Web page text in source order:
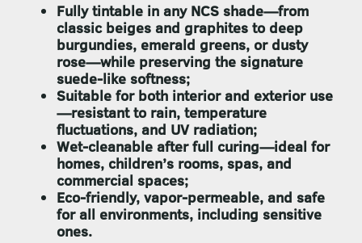
Fully tintable in any NCS shade—from
classic beiges and graphites to deep
burgundies, emerald greens, or dusty
rose—while preserving the signature
suede-like softness;
Suitable for both interior and exterior use
—resistant to rain, temperature
fluctuations, and UV radiation;
Wet-cleanable after full curing—ideal for
homes, children’s rooms, spas, and
commercial spaces;
Eco-friendly, vapor-permeable, and safe
for all environments, including sensitive
ones.